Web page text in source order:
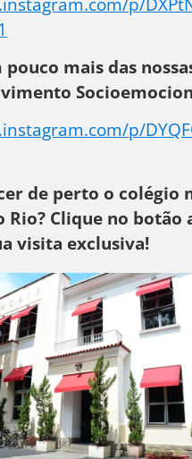
pouco mais das
p/
de perto o colégio
Rio? Clique no botão
visita exclusiva!